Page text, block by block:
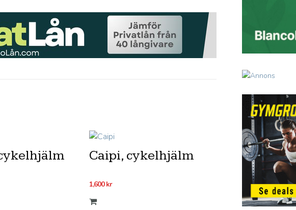
Caipi, cykelhjälm
1,600kr